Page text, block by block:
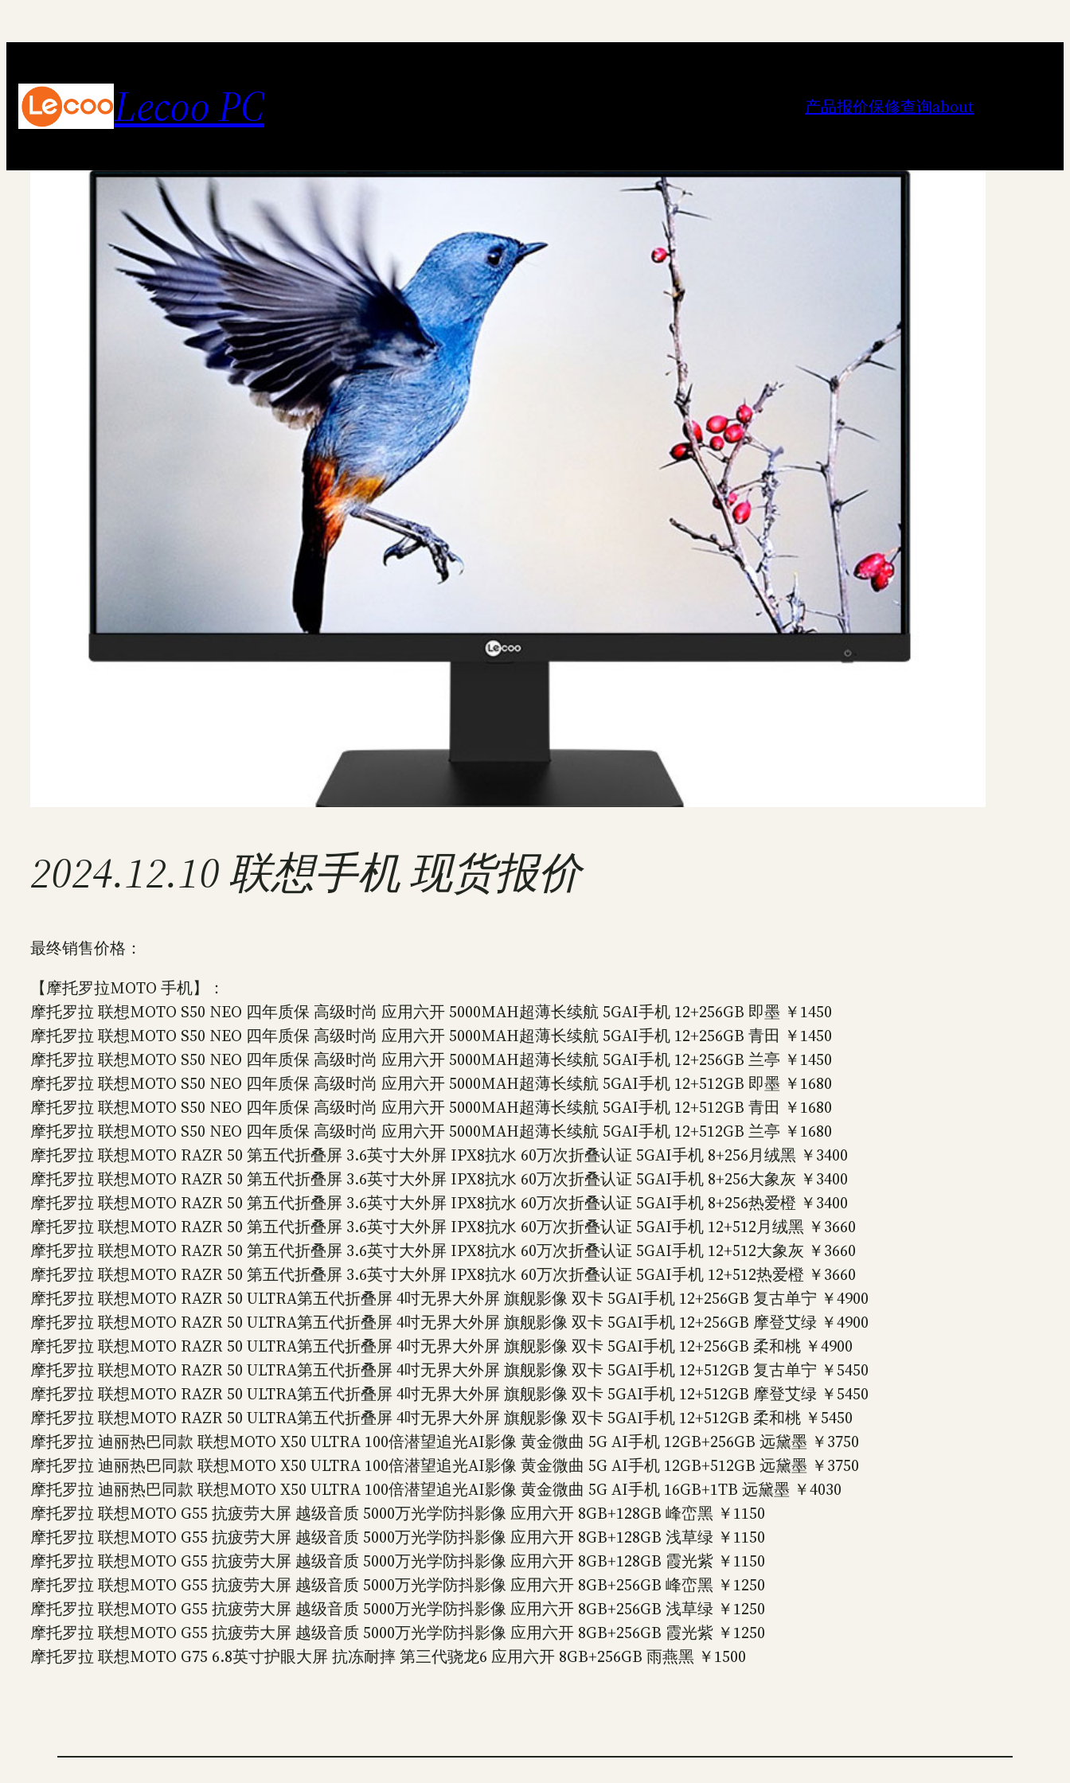
至
容
Lecoo PC 产品报价保修查询about
2024.12.10 联想手机 现货报价
最终销售价格：
【摩托罗拉MOTO 手机】：
摩托罗拉 联想MOTO S50 NEO 四年质保 高级时尚 应用六开 5000MAH超薄长续航 5GAI手机 12+256GB 即墨 ￥1450
摩托罗拉 联想MOTO S50 NEO 四年质保 高级时尚 应用六开 5000MAH超薄长续航 5GAI手机 12+256GB 青田 ￥1450
摩托罗拉 联想MOTO S50 NEO 四年质保 高级时尚 应用六开 5000MAH超薄长续航 5GAI手机 12+256GB 兰亭 ￥1450
摩托罗拉 联想MOTO S50 NEO 四年质保 高级时尚 应用六开 5000MAH超薄长续航 5GAI手机 12+512GB 即墨 ￥1680
摩托罗拉 联想MOTO S50 NEO 四年质保 高级时尚 应用六开 5000MAH超薄长续航 5GAI手机 12+512GB 青田 ￥1680
摩托罗拉 联想MOTO S50 NEO 四年质保 高级时尚 应用六开 5000MAH超薄长续航 5GAI手机 12+512GB 兰亭 ￥1680
摩托罗拉 联想MOTO RAZR 50 第五代折叠屏 3.6英寸大外屏 IPX8抗水 60万次折叠认证 5GAI手机 8+256月绒黑 ￥3400
摩托罗拉 联想MOTO RAZR 50 第五代折叠屏 3.6英寸大外屏 IPX8抗水 60万次折叠认证 5GAI手机 8+256大象灰 ￥3400
摩托罗拉 联想MOTO RAZR 50 第五代折叠屏 3.6英寸大外屏 IPX8抗水 60万次折叠认证 5GAI手机 8+256热爱橙 ￥3400
摩托罗拉 联想MOTO RAZR 50 第五代折叠屏 3.6英寸大外屏 IPX8抗水 60万次折叠认证 5GAI手机 12+512月绒黑 ￥3660
摩托罗拉 联想MOTO RAZR 50 第五代折叠屏 3.6英寸大外屏 IPX8抗水 60万次折叠认证 5GAI手机 12+512大象灰 ￥3660
摩托罗拉 联想MOTO RAZR 50 第五代折叠屏 3.6英寸大外屏 IPX8抗水 60万次折叠认证 5GAI手机 12+512热爱橙 ￥3660
摩托罗拉 联想MOTO RAZR 50 ULTRA第五代折叠屏 4吋无界大外屏 旗舰影像 双卡 5GAI手机 12+256GB 复古单宁 ￥4900
摩托罗拉 联想MOTO RAZR 50 ULTRA第五代折叠屏 4吋无界大外屏 旗舰影像 双卡 5GAI手机 12+256GB 摩登艾绿 ￥4900
摩托罗拉 联想MOTO RAZR 50 ULTRA第五代折叠屏 4吋无界大外屏 旗舰影像 双卡 5GAI手机 12+256GB 柔和桃 ￥4900
摩托罗拉 联想MOTO RAZR 50 ULTRA第五代折叠屏 4吋无界大外屏 旗舰影像 双卡 5GAI手机 12+512GB 复古单宁 ￥5450
摩托罗拉 联想MOTO RAZR 50 ULTRA第五代折叠屏 4吋无界大外屏 旗舰影像 双卡 5GAI手机 12+512GB 摩登艾绿 ￥5450
摩托罗拉 联想MOTO RAZR 50 ULTRA第五代折叠屏 4吋无界大外屏 旗舰影像 双卡 5GAI手机 12+512GB 柔和桃 ￥5450
摩托罗拉 迪丽热巴同款 联想MOTO X50 ULTRA 100倍潜望追光AI影像 黄金微曲 5G AI手机 12GB+256GB 远黛墨 ￥3750
摩托罗拉 迪丽热巴同款 联想MOTO X50 ULTRA 100倍潜望追光AI影像 黄金微曲 5G AI手机 12GB+512GB 远黛墨 ￥3750
摩托罗拉 迪丽热巴同款 联想MOTO X50 ULTRA 100倍潜望追光AI影像 黄金微曲 5G AI手机 16GB+1TB 远黛墨 ￥4030
摩托罗拉 联想MOTO G55 抗疲劳大屏 越级音质 5000万光学防抖影像 应用六开 8GB+128GB 峰峦黑 ￥1150
摩托罗拉 联想MOTO G55 抗疲劳大屏 越级音质 5000万光学防抖影像 应用六开 8GB+128GB 浅草绿 ￥1150
摩托罗拉 联想MOTO G55 抗疲劳大屏 越级音质 5000万光学防抖影像 应用六开 8GB+128GB 霞光紫 ￥1150
摩托罗拉 联想MOTO G55 抗疲劳大屏 越级音质 5000万光学防抖影像 应用六开 8GB+256GB 峰峦黑 ￥1250
摩托罗拉 联想MOTO G55 抗疲劳大屏 越级音质 5000万光学防抖影像 应用六开 8GB+256GB 浅草绿 ￥1250
摩托罗拉 联想MOTO G55 抗疲劳大屏 越级音质 5000万光学防抖影像 应用六开 8GB+256GB 霞光紫 ￥1250
摩托罗拉 联想MOTO G75 6.8英寸护眼大屏 抗冻耐摔 第三代骁龙6 应用六开 8GB+256GB 雨燕黑 ￥1500